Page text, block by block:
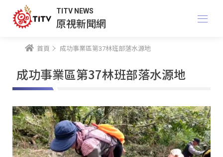
TITV NEWS
原視新聞網
首頁 成功事業區第37林班部落水源地
成功事業區第37林班部落水源地